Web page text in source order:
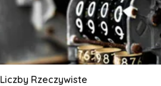
Liczby Rzeczywiste